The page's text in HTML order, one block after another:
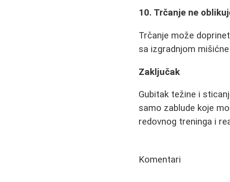
10. Trčanje ne
Trčanje može
sa izgradnjom
Zaključak
Gubitak težine i
samo zablude koje
redovnog treninga i
Komentari